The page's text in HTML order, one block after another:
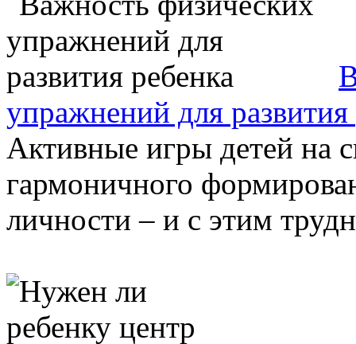
упражнений для развития
Активные игры детей на
гармоничного
личности – и с этим